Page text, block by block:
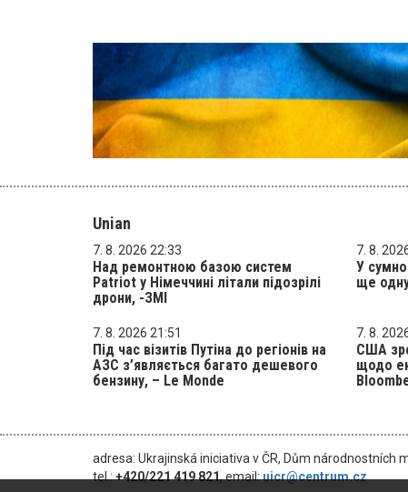
Unian
7. 8. 2026 22:33
Над ремонтною базою систем
Patriot у Німеччині літали підозрілі
дрони, -ЗМІ
7. 8.
У
ще
7. 8. 2026 21:51
Під час візитів Путіна до регіонів на
АЗС з’являється багато дешевого
бензину, – Le Monde
7. 8.
США
щодо
adresa: Ukrajinská iniciativa v ČR, Dům národnostních
tel.:+420/221 419 821, email:uicr@centrum.cz